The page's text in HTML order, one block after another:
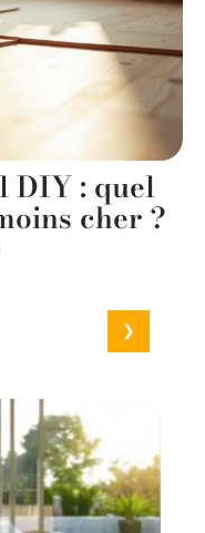
DIY : quel
cher ?